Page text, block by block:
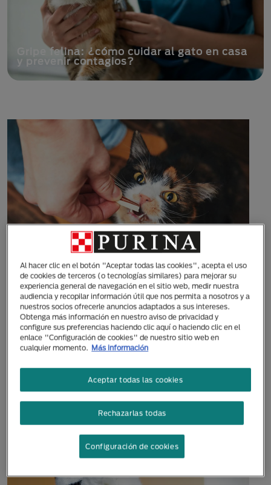
Gripe felina: ¿cómo cuidar al gato en casa
y prevenir contagios?
19 Septiembre, 2025
¿Los gatos pueden comer melón? Aspectos
clave antes de dárselo
Al hacer clic en el botón "Aceptar todas las cookies", acepta el uso
de cookies de terceros (o tecnologías similares) para mejorar su
experiencia general de navegación en el sitio web, medir nuestra
audiencia y recopilar información útil que nos permita a nosotros y a
nuestros socios ofrecerle anuncios adaptados a sus intereses.
Obtenga más información en nuestro aviso de privacidad y
configure sus preferencias haciendo clic aquí o haciendo clic en el
enlace "Configuración de cookies" de nuestro sitio web en
cualquier momento. Más información
Rechazarlas todas
Aceptar todas las cookies
Configuración de cookies